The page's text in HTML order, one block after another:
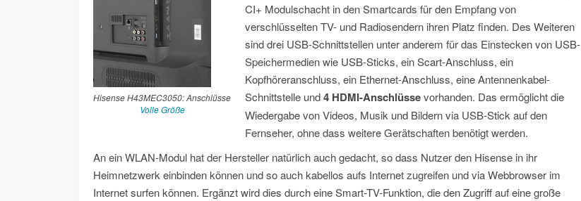
Hisense H43MEC3050: Anschlüsse
Volle Größe
CI+ Modulschacht in den Smartcards für den Empfang von
verschlüsselten TV- und Radiosendern ihren Platz finden. Des Weiteren
sind drei USB-Schnittstellen unter anderem für das Einstecken von USB-
Speichermedien wie USB-Sticks, ein Scart-Anschluss, ein
Kopfhöreranschluss, ein Ethernet-Anschluss, eine Antennenkabel-
Schnittstelle und4 HDMI-Anschlüssevorhanden. Das ermöglicht die
Wiedergabe von Videos, Musik und Bildern via USB-Stick auf den
Fernseher, ohne dass weitere Gerätschaften benötigt werden.
An ein WLAN-Modul hat der Hersteller natürlich auch gedacht, so dass Nutzer den Hisense in ihr
Heimnetzwerk einbinden können und so auch kabellos aufs Internet zugreifen und via Webbrowser im
Internet surfen können. Ergänzt wird dies durch eine Smart-TV-Funktion, die den Zugriff auf eine große